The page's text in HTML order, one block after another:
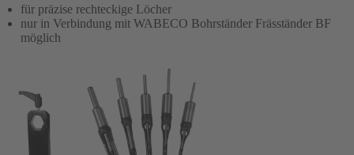
für präzise rechteckige Löcher
nur in Verbindung mit WABECO Bohrständer Fräsständer BF
möglich